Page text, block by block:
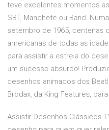
teve excelentes momentos
SBT, Manchete ou Band.
setembro de 1965, centenas
americanas de todas as
para assistir a estreia do
um sucesso absurdo!
desenhos animados dos
Brodax, da King Features,
Assistir Desenhos Clássicos